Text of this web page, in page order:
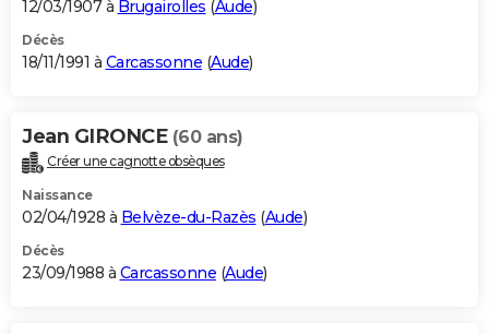
12/03/1907 à Brugairolles (Aude)
Décès
18/11/1991 à Carcassonne (Aude)
Jean GIRONCE (60 ans)
Créer une cagnotte obsèques
Naissance
02/04/1928 à Belvèze-du-Razès (Aude)
Décès
23/09/1988 à Carcassonne (Aude)